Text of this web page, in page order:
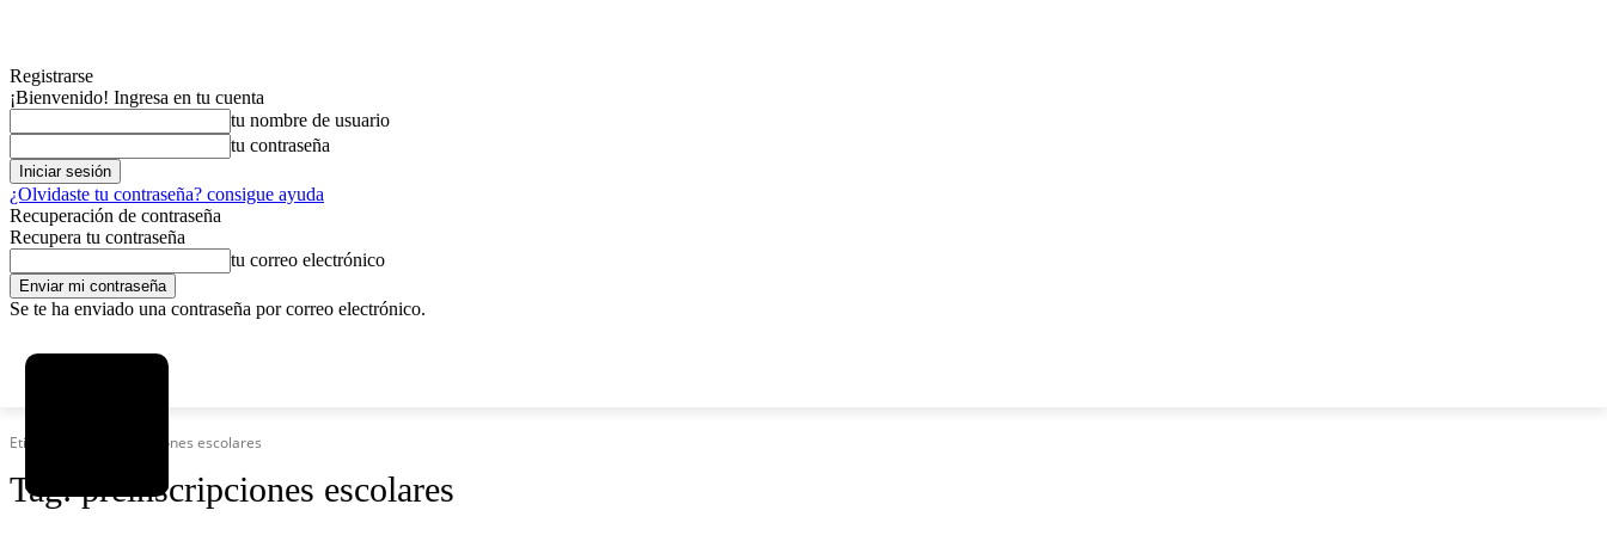
Registrarse
¡Bienvenido! Ingresa en tu cuenta
tu nombre de usuario
tu contraseña
¿Olvidaste tu contraseña? consigue ayuda
Recuperación de contraseña
Recupera tu contraseña
tu correo electrónico
Se te ha enviado una contraseña por correo electrónico.
Etiquetas Preinscripciones escolares
Tag:preinscripciones escolares